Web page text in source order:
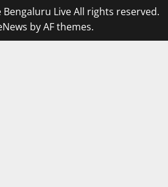
Live All rights reserved.
by AF themes.